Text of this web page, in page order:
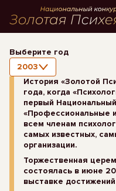
Выберите год
2003
История «Золотой
года, когда
первый
«Профессиональные
всем членам
самых известных,
организации.
Торжественная
состоялась в июне
выставке